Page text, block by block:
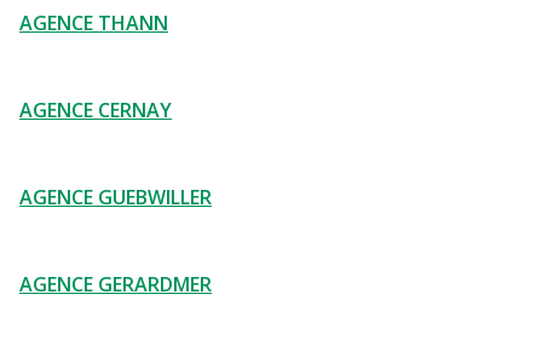
AGENCE THANN
AGENCE CERNAY
AGENCE GUEBWILLER
AGENCE GERARDMER